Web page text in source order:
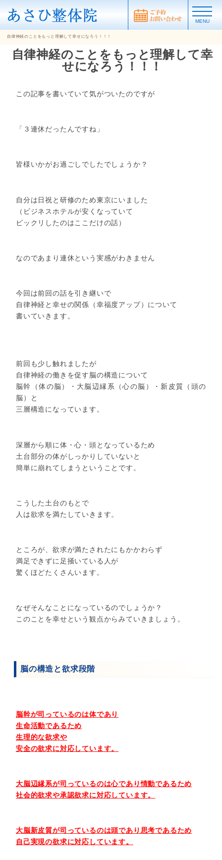
MENU
自律神経のことをもっと理解して幸せになろう！！！
自律神経のことをもっと理解して幸
せになろう！！！
この記事を書いていて気がついたのですが
「３連休だったんですね」
皆様いかがお過ごしでしたでしょうか？
自分は日祝と研修のため東京にいました
（ビジネスホテルが安くなっていて
ビックリしたのはここだけの話）
なのであまり連休という実感がわきません
今回は前回の話を引き継いで
自律神経と幸せの関係（幸福度アップ）について
書いていきます。
前回も少し触れましたが
自律神経の働きを促す脳の構造について
脳幹（体の脳）・大脳辺縁系（心の脳）・新皮質（頭の
脳）と
三層構造になっています。
深層から順に体・心・頭となっているため
土台部分の体がしっかりしていないと
簡単に崩れてしまうということです。
こうした土台のもとで
人は欲求を満たしていきます。
ところが、欲求が満たされたにもかかわらず
満足できずに足掻いている人が
驚くほどたくさんいます。
なぜそんなことになっているのでしょうか？
このことを幸せという観点からみていきましょう。
脳の構造と欲求段階
脳幹が司っているのは体であり
生命活動であるため
生理的な欲求や
安全の欲求に対応しています。
大脳辺縁系が司っているのは心であり情動であるため
社会的欲求や承認欲求に対応しています。
大脳新皮質が司っているのは頭であり思考であるため
自己実現の欲求に対応しています。